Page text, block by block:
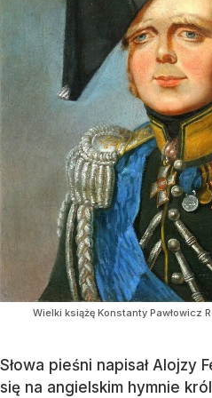
Wielki książę Konstanty Pawłowicz
Słowa pieśni napisał Alojzy
się na angielskim hymnie